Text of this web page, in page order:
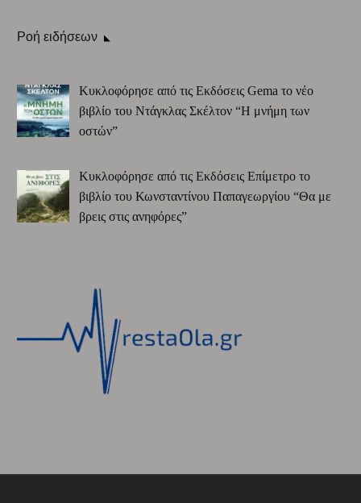
Ροή ειδήσεων
Κυκλοφόρησε από τις Εκδόσεις Gema το νέο
βιβλίο του Ντάγκλας Σκέλτον “Η μνήμη των
οστών”
Κυκλοφόρησε από τις Εκδόσεις Επίμετρο το
βιβλίο του Κωνσταντίνου Παπαγεωργίου “Θα με
βρεις στις ανηφόρες”